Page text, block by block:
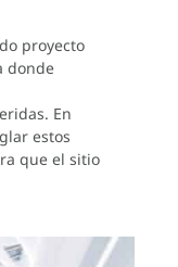
proyecto
donde
En
estos
que el sitio